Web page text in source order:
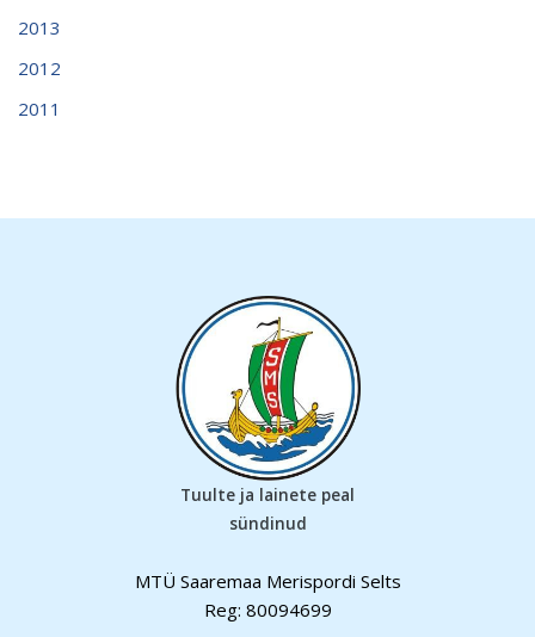
2013
2012
2011
Tuulte ja lainete peal
sündinud
MTÜ Saaremaa Merispordi Selts
Reg: 80094699